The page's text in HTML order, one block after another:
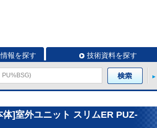
報を探す 技術資料を探す
]室外ユニット スリムER PUZ-